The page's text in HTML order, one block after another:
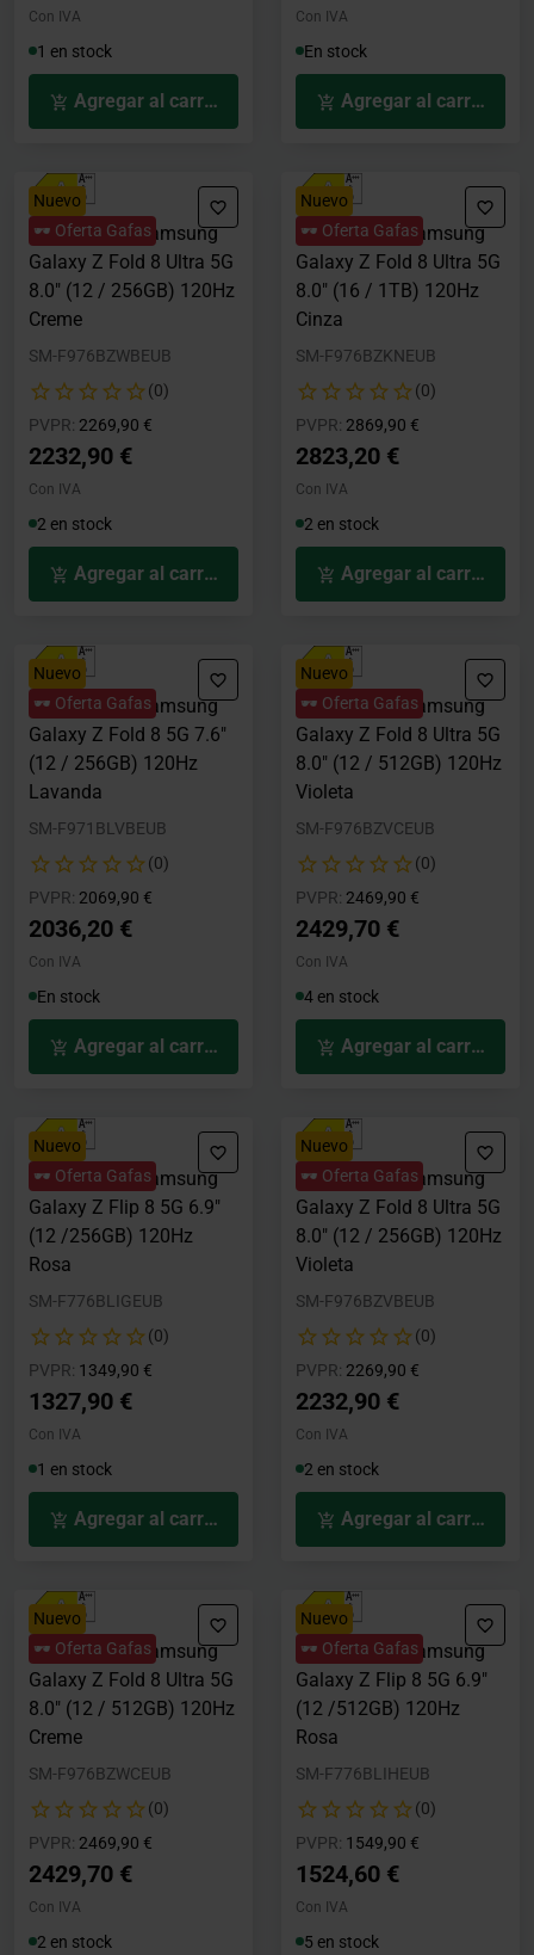
Con IVA
1 en stock
Agregar al carrito
Con IVA
En stock
Agregar al carrito
Nuevo
🕶️ Oferta Gafas
Smartphone Samsung
Galaxy Z Fold 8 Ultra 5G
8.0" (12 / 256GB) 120Hz
Creme
SM-F976BZWBEUB
(0)
PVPR: Precio rebajado desde
2269,90 €
2232,90 €
Con IVA
2 en stock
Agregar al carrito
Nuevo
🕶️ Oferta Gafas
Smartphone Samsung
Galaxy Z Fold 8 Ultra 5G
8.0" (16 / 1TB) 120Hz
Cinza
SM-F976BZKNEUB
(0)
PVPR: Precio rebajado desde
2869,90 €
2823,20 €
Con IVA
2 en stock
Agregar al carrito
Nuevo
🕶️ Oferta Gafas
Smartphone Samsung
Galaxy Z Fold 8 5G 7.6"
(12 / 256GB) 120Hz
Lavanda
SM-F971BLVBEUB
(0)
PVPR: Precio rebajado desde
2069,90 €
2036,20 €
Con IVA
En stock
Agregar al carrito
Nuevo
🕶️ Oferta Gafas
Smartphone Samsung
Galaxy Z Fold 8 Ultra 5G
8.0" (12 / 512GB) 120Hz
Violeta
SM-F976BZVCEUB
(0)
PVPR: Precio rebajado desde
2469,90 €
2429,70 €
Con IVA
4 en stock
Agregar al carrito
Nuevo
🕶️ Oferta Gafas
Smartphone Samsung
Galaxy Z Flip 8 5G 6.9"
(12 /256GB) 120Hz
Rosa
SM-F776BLIGEUB
(0)
PVPR: Precio rebajado desde
1349,90 €
1327,90 €
Con IVA
1 en stock
Agregar al carrito
Nuevo
🕶️ Oferta Gafas
Smartphone Samsung
Galaxy Z Fold 8 Ultra 5G
8.0" (12 / 256GB) 120Hz
Violeta
SM-F976BZVBEUB
(0)
PVPR: Precio rebajado desde
2269,90 €
2232,90 €
Con IVA
2 en stock
Agregar al carrito
Nuevo
🕶️ Oferta Gafas
Smartphone Samsung
Galaxy Z Fold 8 Ultra 5G
8.0" (12 / 512GB) 120Hz
Creme
SM-F976BZWCEUB
(0)
PVPR: Precio rebajado desde
2469,90 €
2429,70 €
Con IVA
2 en stock
Nuevo
🕶️ Oferta Gafas
Smartphone Samsung
Galaxy Z Flip 8 5G 6.9"
(12 /512GB) 120Hz
Rosa
SM-F776BLIHEUB
(0)
PVPR: Precio rebajado desde
1549,90 €
1524,60 €
Con IVA
5 en stock